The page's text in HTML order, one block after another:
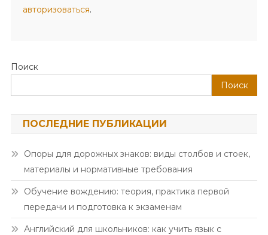
авторизоваться.
Поиск
Поиск
ПОСЛЕДНИЕ ПУБЛИКАЦИИ
Опоры для дорожных знаков: виды столбов и стоек,
материалы и нормативные требования
Обучение вождению: теория, практика первой
передачи и подготовка к экзаменам
Английский для школьников: как учить язык с